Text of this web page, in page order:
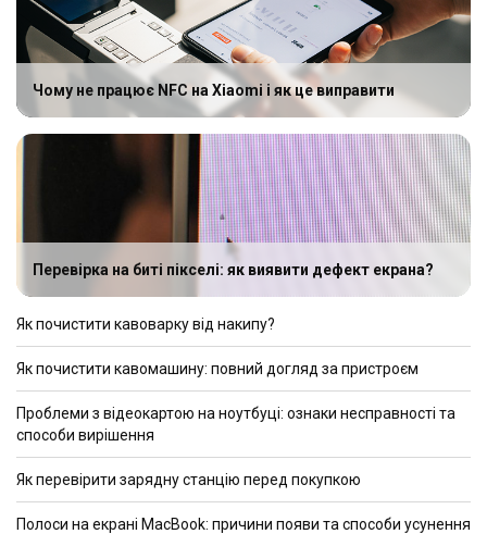
Чому не працює NFC на Xiaomi і як це виправити
Перевірка на биті пікселі: як виявити дефект екрана?
Як почистити кавоварку від накипу?
Як почистити кавомашину: повний догляд за пристроєм
Проблеми з відеокартою на ноутбуці: ознаки несправності та
способи вирішення
Як перевірити зарядну станцію перед покупкою
Полоси на екрані MacBook: причини появи та способи усунення